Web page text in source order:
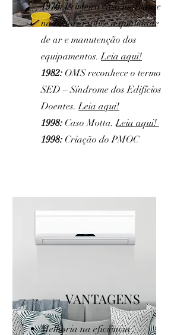
1976:Primeiro caso marcante
na história sobre a qualidade
de ar e manutenção dos
equipamentos.Leia aqui!
1982: OMS reconhece o termo
SED – Síndrome dos Edifícios
Doentes.Leia aqui!
1998: Caso Motta.Leia aqui!
1998: Criação do PMOC
VANTAGENS
Melhoria na eficiência